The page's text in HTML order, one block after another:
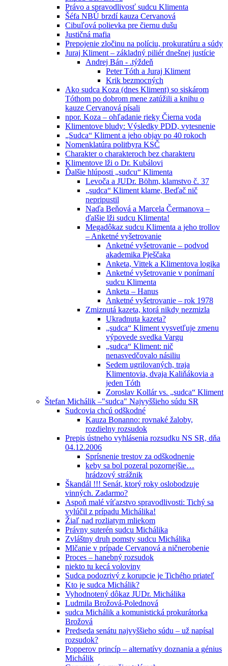
Právo a spravodlivosť sudcu Klimenta
Šéfa NBÚ brzdí kauza Cervanová
Cibuľová polievka pre čiernu dušu
Justičná mafia
Prepojenie zločinu na políciu, prokuratúru a súdy
Juraj Kliment – základný piliér dnešnej justície
Andrej Bán - .týždeň
Peter Tóth a Juraj Kliment
Krik bezmocných
Ako sudca Koza (dnes Kliment) so siskárom
Tóthom po dobrom mene zatúžili a knihu o
kauze Cervanová písali
npor. Koza – ohľadanie rieky Čierna voda
Klimentove bludy: Výsledky PDD, vytesnenie
„Sudca“ Kliment a jeho objav po 40 rokoch
Nomenklatúra politbyra KSČ
Charakter o charakteroch bez charakteru
Klimentove lži o Dr. Kubálovi
Ďalšie hlúposti „sudcu“ Klimenta
Levoča a JUDr. Böhm, klamstvo č. 37
„sudca“ Kliment klame, Beďač nič
nepripustil
Naďa Beňová a Marcela Čermanova –
ďalšie lži sudcu Klimenta!
Megadôkaz sudcu Klimenta a jeho trollov
– Anketné vyšetrovanie
Anketné vyšetrovanie – podvod
akademika Pješčaka
Anketa, Vittek a Klimentova logika
Anketné vyšetrovanie v ponímaní
sudcu Klimenta
Anketa – Hanus
Anketné vyšetrovanie – rok 1978
Zmiznutá kazeta, ktorá nikdy nezmizla
Ukradnuta kazeta?
„sudca“ Kliment vysvetľuje zmenu
výpovede svedka Vargu
„sudca“ Kliment: nič
nenasvedčovalo násiliu
Sedem ugrilovaných, traja
Klimentovia, dvaja Kaliňákovia a
jeden Tóth
Zoroslav Kollár vs. „sudca“ Kliment
Štefan Michálik –"sudca" Najvyššieho súdu SR
Sudcovia chcú odškodné
Kauza Bonanno: rovnaké žaloby,
rozdielny rozsudok
Prepis ústneho vyhlásenia rozsudku NS SR, dňa
04.12.2006
Sprísnenie trestov za odškodnenie
keby sa bol pozeral pozornejšie…
hrádzový strážnik
Škandál !!! Senát, ktorý roky oslobodzuje
vinných. Zadarmo?
Aspoň malé víťazstvo spravodlivosti: Tichý sa
vylúčil z prípadu Michálika!
Žiaľ nad rozliatym mliekom
Právny suterén sudcu Michálika
Zvláštny druh pomsty sudcu Michálika
Mlčanie v prípade Cervanová a ničnerobenie
Proces – hanebný rozsudok
niekto tu kecá voloviny
Sudca podozrivý z korupcie je Tichého priateľ
Kto je sudca Michálik?
Vyhodnotený dôkaz JUDr. Michálika
Ludmila Brožová-Polednová
sudca Michálik a komunistická prokurátorka
Brožová
Predseda senátu najvyššieho súdu – už napísal
rozsudok?
Popperov princíp – alternatívy doznania a génius
Michálik